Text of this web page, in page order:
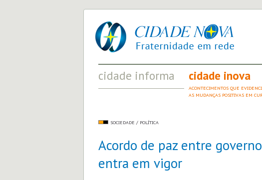
cidade
nova
UM
PROJETO
PELA
FRATERNIDADE
cidade informa
FATOS RELEVANTES PARA
cidade inova
ACONTECIMENTOS QUE
AS MUDANÇAS POSITIVAS EM
SOCIEDADE / POLÍTICA
Acordo de paz entre
entra em vigor